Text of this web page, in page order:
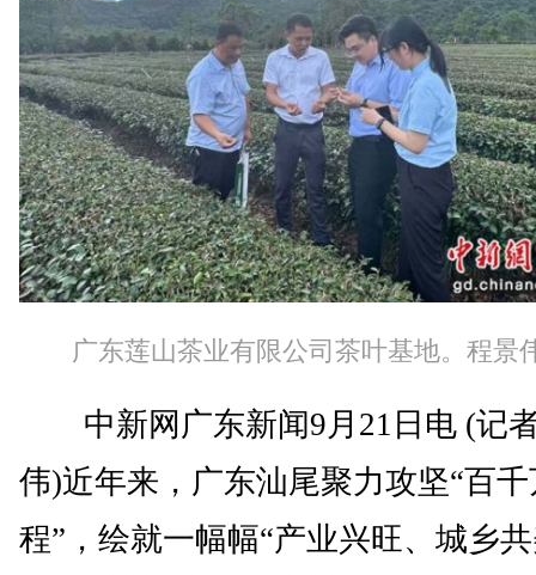
广东莲山茶业有限公司茶叶基地。程景
中新网广东新闻9月21日电 (记
伟)近年来，广东汕尾聚力攻坚“百
程”，绘就一幅幅“产业兴旺、城乡